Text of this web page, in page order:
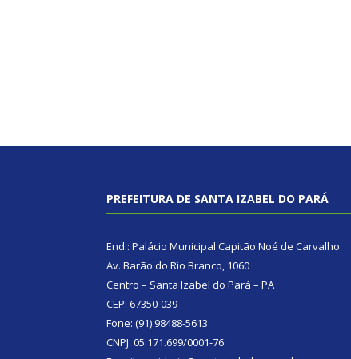
PREFEITURA DE SANTA IZABEL DO PARÁ
End.: Palácio Municipal Capitão Noé de Carvalho
Av. Barão do Rio Branco, 1060
Centro – Santa Izabel do Pará – PA
CEP: 67350-039
Fone: (91) 98488-5613
CNPJ: 05.171.699/0001-76